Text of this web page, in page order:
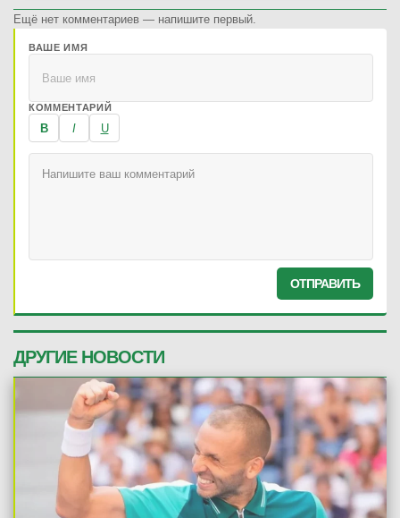
Ещё нет комментариев — напишите первый.
ВАШЕ ИМЯ
КОММЕНТАРИЙ
B I U
ОТПРАВИТЬ
ДРУГИЕ НОВОСТИ